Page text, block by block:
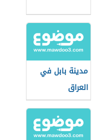
مدينة بابل في
العراق